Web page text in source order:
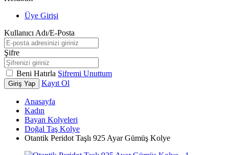
Üye Girişi
Kullanıcı Adı/E-Posta
Şifre
Beni Hatırla Şifremi Unuttum
Giriş Yap Kayıt Ol
Anasayfa
Kadın
Bayan Kolyeleri
Doğal Taş Kolye
Otantik Peridot Taşlı 925 Ayar Gümüş Kolye